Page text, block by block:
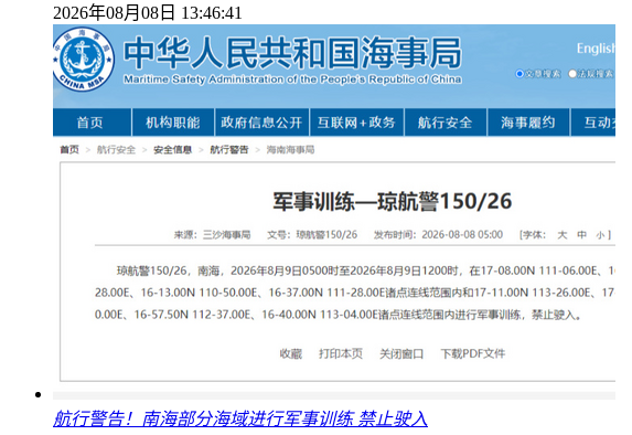
2026年08月08日 13:46:41
航行警告！南海部分海域进行军事训练 禁止驶入